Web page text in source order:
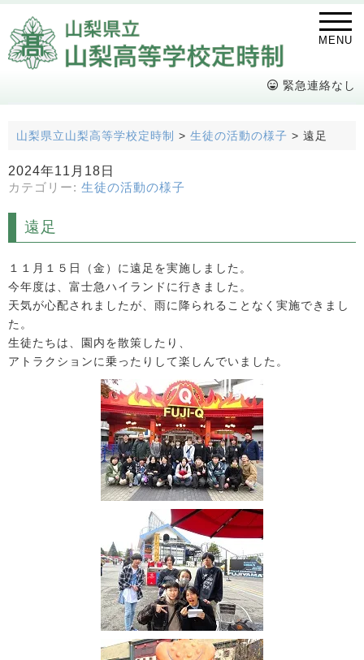
MENU
緊急連絡なし
山梨県立山梨高等学校定時制 > 生徒の活動の様子 > 遠足
2024年11月18日
カテゴリー: 生徒の活動の様子
遠足
１１月１５日（金）に遠足を実施しました。
今年度は、富士急ハイランドに行きました。
天気が心配されましたが、雨に降られることなく実施できまし
た。
生徒たちは、園内を散策したり、
アトラクションに乗ったりして楽しんでいました。